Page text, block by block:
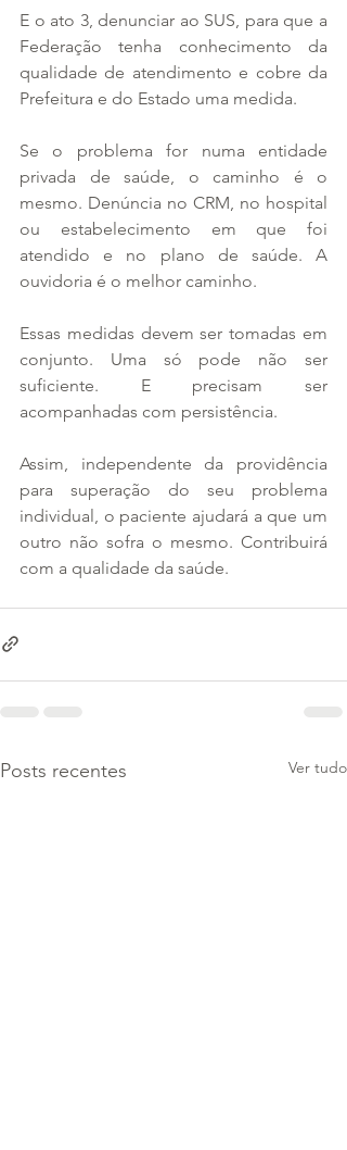
E o ato 3, denunciar ao SUS, para que a
Federação tenha conhecimento da
qualidade de atendimento e cobre da
Prefeitura e do Estado uma medida.
Se o problema for numa entidade
privada de saúde, o caminho é o
mesmo. Denúncia no CRM, no hospital
ou estabelecimento em que foi
atendido e no plano de saúde. A
ouvidoria é o melhor caminho.
Essas medidas devem ser tomadas em
conjunto. Uma só pode não ser
suficiente. E precisam ser
acompanhadas com persistência.
Assim, independente da providência
para superação do seu problema
individual, o paciente ajudará a que um
outro não sofra o mesmo. Contribuirá
com a qualidade da saúde.
Posts recentes Ver tudo